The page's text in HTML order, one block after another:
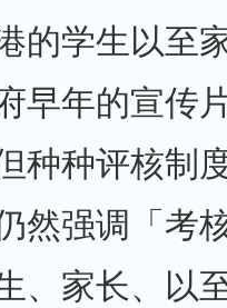
的学生以至
早年的宣传
种种评核制
然强调「考
、家长、以